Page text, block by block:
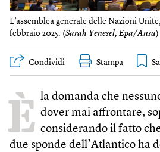
L’assemblea generale delle Nazioni
febbraio 2025. (Sarah Yenesel, Epa/Ansa)
Condividi Stampa
È la domanda che
dover mai affrontare,
considerando il fatto
due sponde dell’Atlantico ha